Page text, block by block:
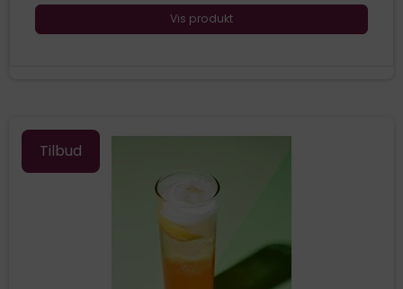
Vis produkt
Tilbud